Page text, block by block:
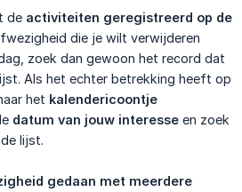
de activiteiten geregistreerd op de
die je wilt verwijderen
zoek dan gewoon het record dat
Als het echter betrekking heeft op
het kalendericoontje
datum van jouw interesse en zoek
lijst.
gedaan met meerdere